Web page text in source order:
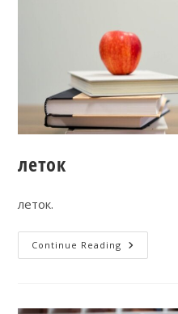
леток
леток.
Continue Reading